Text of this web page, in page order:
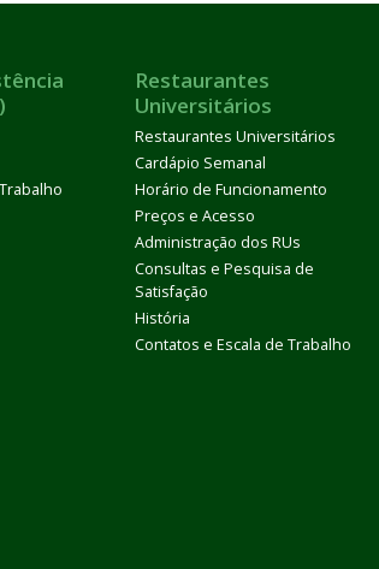
Restaurantes
Universitários
Restaurantes Universitários
Cardápio Semanal
Horário de Funcionamento
Preços e Acesso
Administração dos RUs
Consultas e Pesquisa de
Satisfação
História
Contatos e Escala de Trabalho